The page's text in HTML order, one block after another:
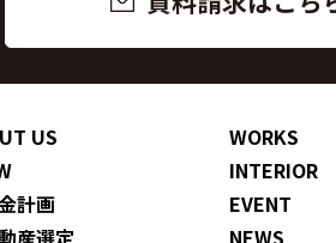
US
計画
産選定
WORKS
INTERIOR
EVENT
NEWS